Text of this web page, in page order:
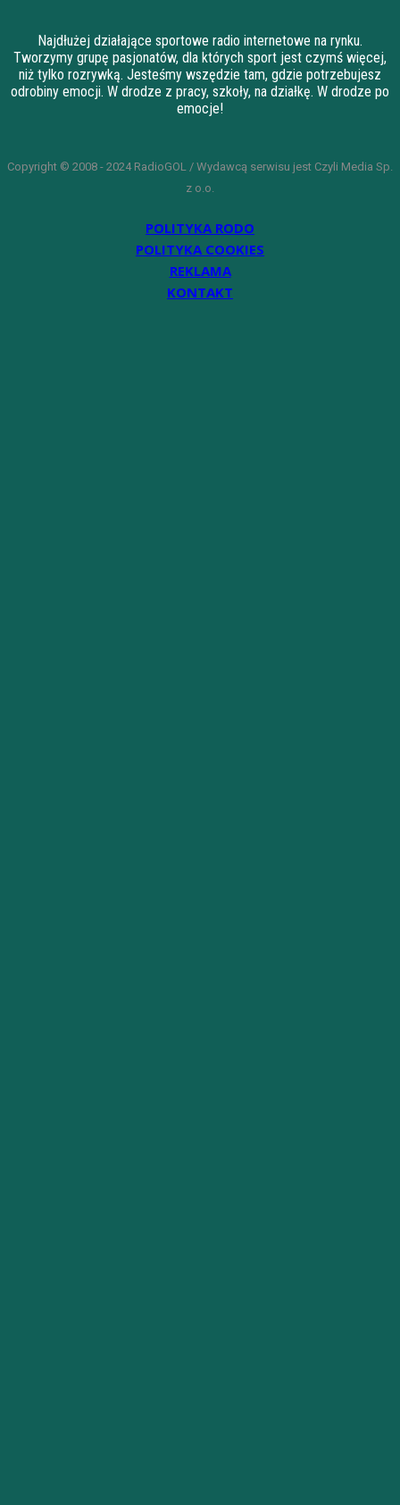
Najdłużej działające sportowe radio internetowe na rynku.
Tworzymy grupę pasjonatów, dla których sport jest czymś więcej,
niż tylko rozrywką. Jesteśmy wszędzie tam, gdzie potrzebujesz
odrobiny emocji. W drodze z pracy, szkoły, na działkę. W drodze po
emocje!
Copyright © 2008 - 2024 RadioGOL / Wydawcą serwisu jest Czyli Media Sp.
z o.o.
POLITYKA RODO
POLITYKA COOKIES
REKLAMA
KONTAKT